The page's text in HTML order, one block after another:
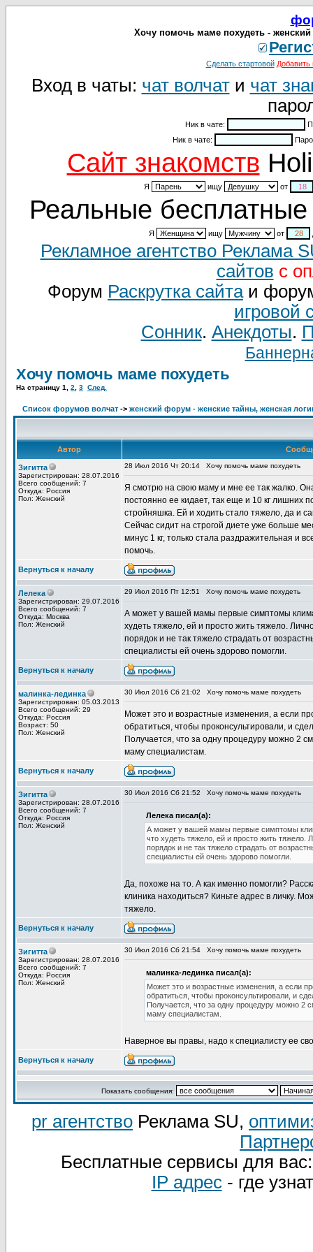
Хочу помочь маме похудеть -
Сделать стартовой Добавить
Вход в чаты: чат волчати чат
Ник в чате:
Ник в чате:
Cайт знакомств
Я ищу от
Реальные бесплатные
Я ищу от
Рекламное агентство Реклама
сайтов с
Форум Раскрутка сайтаи
игровой
Сонник. Анекдоты.
Хочу помочь маме похудеть
На страницу 1 2 3 След.
Список форумов волчат -> женский форум - женские тайны, женская
Автор
Зигитта
Зарегистрирован: 28.07.2016
Всего сообщений: 7
Откуда: Россия
Пол: Женский
28 Июл 2016 Чт 20:14 Хочу помочь маме похудеть
Я смотрю на свою маму и мне ее так жалко.
постоянно ее кидает, так еще и 10 кг лишних
стройняшка. Ей и ходить стало тяжело, да и
Сейчас сидит на строгой диете уже больше
минус 1 кг, только стала раздражительная и
помочь.
Вернуться к началу
Лелека
Зарегистрирован: 29.07.2016
Всего сообщений: 7
Откуда: Москва
Пол: Женский
29 Июл 2016 Пт 12:51 Хочу помочь маме похудеть
А может у вашей мамы первые симптомы
худеть тяжело, ей и просто жить тяжело.
порядок и не так тяжело страдать от
специалисты ей очень здорово помогли.
Вернуться к началу
малинка-лединка
Зарегистрирован: 05.03.2013
Всего сообщений: 29
Откуда: Россия
Возраст: 50
Пол: Женский
30 Июл 2016 Сб 21:02 Хочу помочь маме похудеть
Может это и возрастные изменения, а если
обратиться, чтобы проконсультировали, и
Получается, что за одну процедуру можно 2
маму специалистам.
Вернуться к началу
Зигитта
Зарегистрирован: 28.07.2016
Всего сообщений: 7
Откуда: Россия
Пол: Женский
30 Июл 2016 Сб 21:52 Хочу помочь маме похудеть
Лелека писал(а):
А может у вашей мамы первые симптомы
что худеть тяжело, ей и просто жить
порядок и не так тяжело страдать от
специалисты ей очень здорово помогли.
Да, похоже на то. А как именно помогли?
клиника находиться? Киньте адрес в личку.
тяжело.
Вернуться к началу
Зигитта
Зарегистрирован: 28.07.2016
Всего сообщений: 7
Откуда: Россия
Пол: Женский
30 Июл 2016 Сб 21:54 Хочу помочь маме похудеть
малинка-лединка писал(а):
Может это и возрастные изменения, а если
обратиться, чтобы проконсультировали, и
Получается, что за одну процедуру можно 2
маму специалистам.
Наверное вы правы, надо к специалисту ее
Вернуться к началу
Показать сообщения:
pr агентство Реклама SU,
Бесплатные сервисы для
IP адрес- где